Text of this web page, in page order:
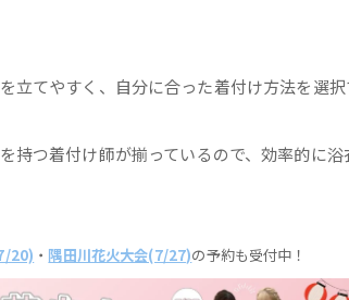
立てやすく、自分に合った着付け方法を選
持つ着付け師が揃っているので、効率的に
20) ・ 隅田川花火大会(7/27)の予約も受付中！